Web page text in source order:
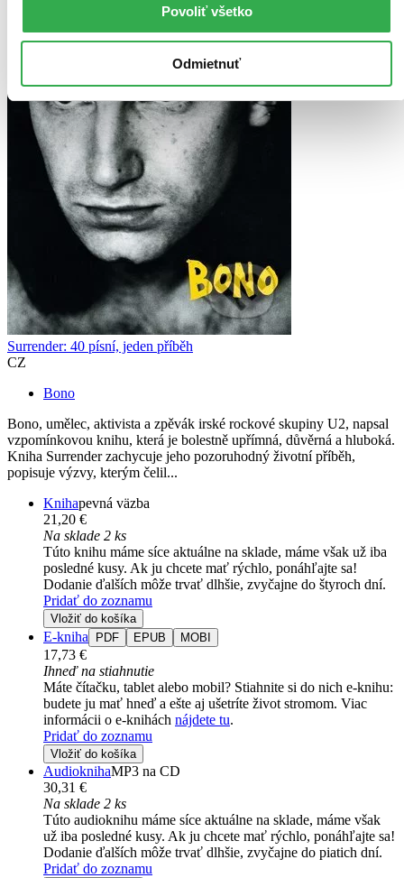
Povoliť všetko
Odmietnuť
Surrender: 40 písní, jeden příběh
CZ
Bono
Bono, umělec, aktivista a zpěvák irské rockové skupiny U2, napsal
vzpomínkovou knihu, která je bolestně upřímná, důvěrná a hluboká.
Kniha Surrender zachycuje jeho pozoruhodný životní příběh,
popisuje výzvy, kterým čelil...
Knihapevná väzba
21,20 €
Na sklade 2 ks
Túto knihu máme síce aktuálne na sklade, máme však už iba
posledné kusy. Ak ju chcete mať rýchlo, ponáhľajte sa!
Dodanie ďalších môže trvať dlhšie, zvyčajne do štyroch dní.
Pridať do zoznamu
Vložiť do košíka
E-kniha PDF EPUB MOBI
17,73 €
Ihneď na stiahnutie
Máte čítačku, tablet alebo mobil? Stiahnite si do nich e-knihu:
budete ju mať hneď a ešte aj ušetríte život stromom. Viac
informácii o e-knihách nájdete tu.
Pridať do zoznamu
Vložiť do košíka
AudioknihaMP3 na CD
30,31 €
Na sklade 2 ks
Túto audioknihu máme síce aktuálne na sklade, máme však
už iba posledné kusy. Ak ju chcete mať rýchlo, ponáhľajte sa!
Dodanie ďalších môže trvať dlhšie, zvyčajne do piatich dní.
Pridať do zoznamu